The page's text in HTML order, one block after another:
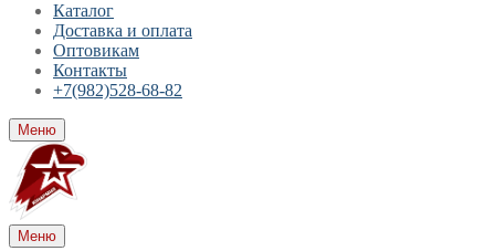
Каталог
Доставка и оплата
Оптовикам
Контакты
+7(982)528-68-82
Меню
Меню